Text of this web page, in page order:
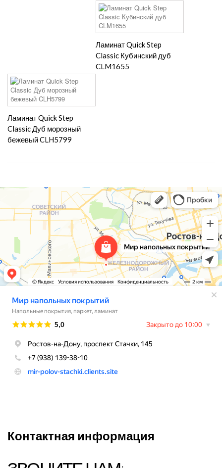
Ламинат Quick Step
Classic Кубинский дуб
CLM1655
Ламинат Quick Step
Classic Дуб морозный
бежевый CLH5799
Контактная информация